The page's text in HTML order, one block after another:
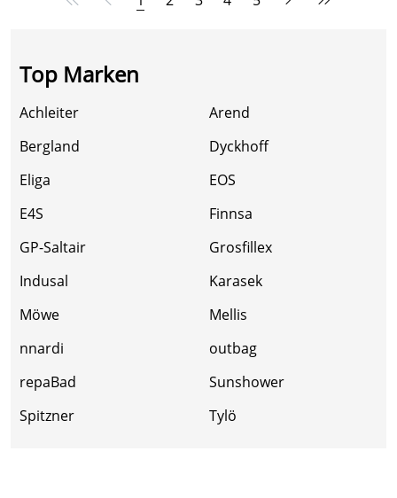
Top Marken
Achleiter
Arend
Bergland
Dyckhoff
Eliga
EOS
E4S
Finnsa
GP-Saltair
Grosfillex
Indusal
Karasek
Möwe
Mellis
nnardi
outbag
repaBad
Sunshower
Spitzner
Tylö